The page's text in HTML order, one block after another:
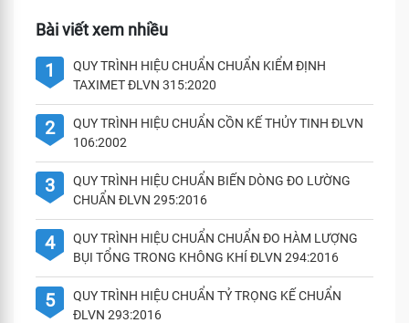
Bài viết xem nhiều
1
QUY TRÌNH HIỆU CHUẨN CHUẨN KIỂM ĐỊNH
TAXIMET ĐLVN 315:2020
2
QUY TRÌNH HIỆU CHUẨN CỒN KẾ THỦY TINH ĐLVN
106:2002
3
QUY TRÌNH HIỆU CHUẨN BIẾN DÒNG ĐO LƯỜNG
CHUẨN ĐLVN 295:2016
4
QUY TRÌNH HIỆU CHUẨN CHUẨN ĐO HÀM LƯỢNG
BỤI TỔNG TRONG KHÔNG KHÍ ĐLVN 294:2016
5
QUY TRÌNH HIỆU CHUẨN TỶ TRỌNG KẾ CHUẨN
ĐLVN 293:2016